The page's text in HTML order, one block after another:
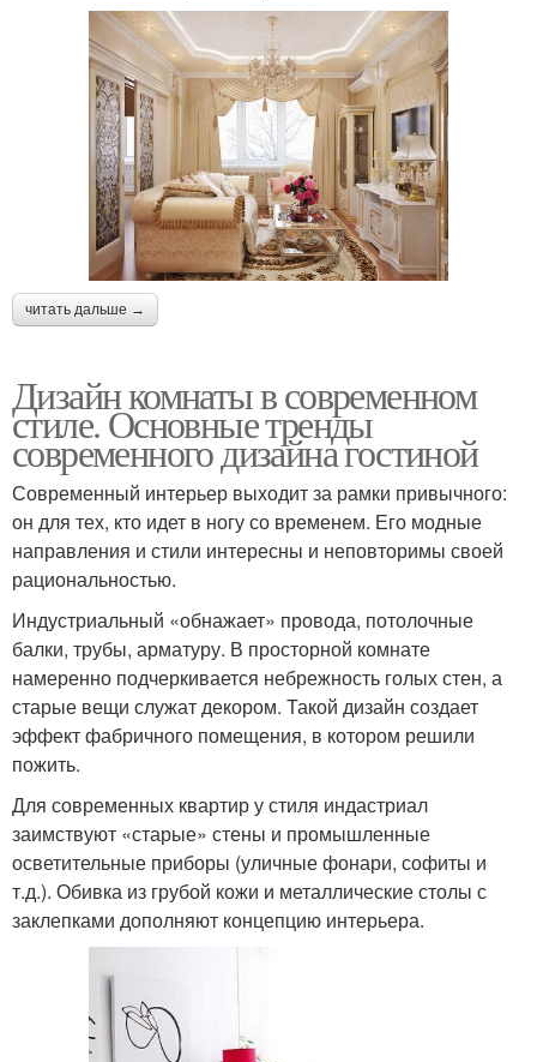
читать дальше →
Дизайн комнаты в современном
стиле. Основные тренды
современного дизайна гостиной
Современный интерьер выходит за рамки привычного:
он для тех, кто идет в ногу со временем. Его модные
направления и стили интересны и неповторимы своей
рациональностью.
Индустриальный «обнажает» провода, потолочные
балки, трубы, арматуру. В просторной комнате
намеренно подчеркивается небрежность голых стен, а
старые вещи служат декором. Такой дизайн создает
эффект фабричного помещения, в котором решили
пожить.
Для современных квартир у стиля индастриал
заимствуют «старые» стены и промышленные
осветительные приборы (уличные фонари, софиты и
т.д.). Обивка из грубой кожи и металлические столы с
заклепками дополняют концепцию интерьера.